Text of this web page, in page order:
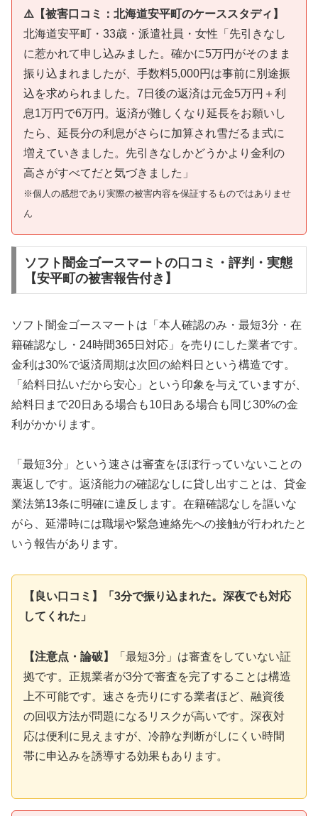
⚠️【被害口コミ：北海道安平町のケーススタディ】
北海道安平町・33歳・派遣社員・女性「先引きなし
に惹かれて申し込みました。確かに5万円がそのまま
振り込まれましたが、手数料5,000円は事前に別途振
込を求められました。7日後の返済は元金5万円＋利
息1万円で6万円。返済が難しくなり延長をお願いし
たら、延長分の利息がさらに加算され雪だるま式に
増えていきました。先引きなしかどうかより金利の
高さがすべてだと気づきました」
※個人の感想であり実際の被害内容を保証するものではありませ
ん
ソフト闇金ゴースマートの口コミ・評判・実態
【安平町の被害報告付き】
ソフト闇金ゴースマートは「本人確認のみ・最短3分・在
籍確認なし・24時間365日対応」を売りにした業者です。
金利は30%で返済周期は次回の給料日という構造です。
「給料日払いだから安心」という印象を与えていますが、
給料日まで20日ある場合も10日ある場合も同じ30%の金
利がかかります。
「最短3分」という速さは審査をほぼ行っていないことの
裏返しです。返済能力の確認なしに貸し出すことは、貸金
業法第13条に明確に違反します。在籍確認なしを謳いな
がら、延滞時には職場や緊急連絡先への接触が行われたと
いう報告があります。
【良い口コミ】「3分で振り込まれた。深夜でも対応
してくれた」
【注意点・論破】
「最短3分」は審査をしていない証
拠です。正規業者が3分で審査を完了することは構造
上不可能です。速さを売りにする業者ほど、融資後
の回収方法が問題になるリスクが高いです。深夜対
応は便利に見えますが、冷静な判断がしにくい時間
帯に申込みを誘導する効果もあります。